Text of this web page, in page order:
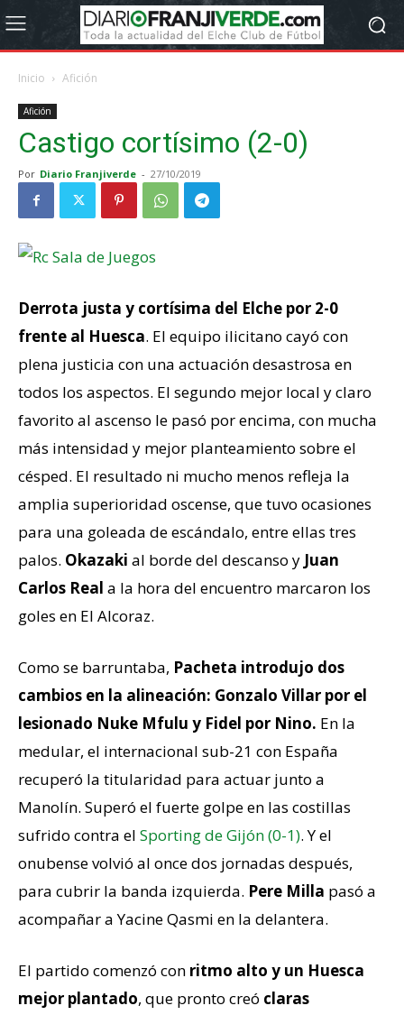
Inicio Afición
Afición
Castigo cortísimo (2-0)
Por Diario Franjiverde - 27/10/2019
Derrota justa y cortísima del Elche por 2-0
frente al Huesca. El equipo ilicitano cayó con
plena justicia con una actuación desastrosa en
todos los aspectos. El segundo mejor local y claro
favorito al ascenso le pasó por encima, con mucha
más intensidad y mejor planteamiento sobre el
césped. El resultado ni mucho menos refleja la
amplia superioridad oscense, que tuvo ocasiones
para una goleada de escándalo, entre ellas tres
palos. Okazaki al borde del descanso y Juan
Carlos Real a la hora del encuentro marcaron los
goles en El Alcoraz.
Como se barruntaba, Pacheta introdujo dos
cambios en la alineación: Gonzalo Villar por el
lesionado Nuke Mfulu y Fidel por Nino. En la
medular, el internacional sub-21 con España
recuperó la titularidad para actuar junto a
Manolín. Superó el fuerte golpe en las costillas
sufrido contra el Sporting de Gijón (0-1). Y el
onubense volvió al once dos jornadas después,
para cubrir la banda izquierda. Pere Milla pasó a
acompañar a Yacine Qasmi en la delantera.
El partido comenzó con ritmo alto y un Huesca
mejor plantado, que pronto creó claras